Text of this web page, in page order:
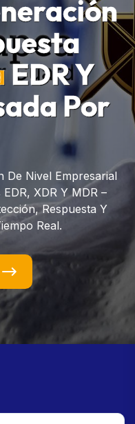
EDR Y
Por
De Nivel Empresarial
XDR Y MDR –
Respuesta Y
Real.